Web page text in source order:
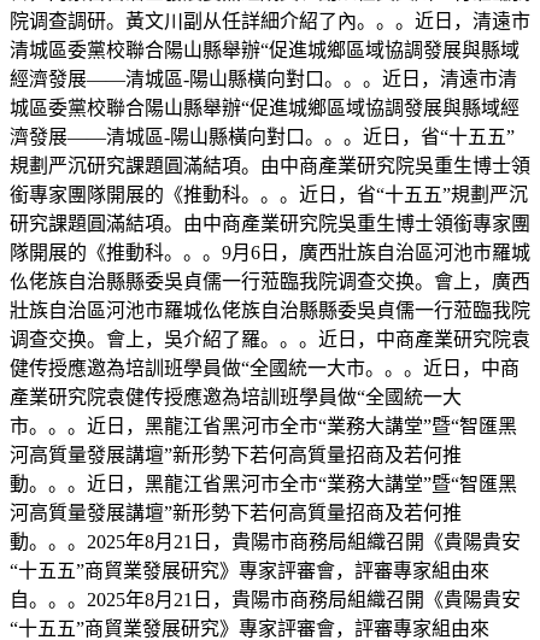
院调查調研。黃文川副从任詳細介紹了內。。。近日，清遠市
清城區委黨校聯合陽山縣舉辦“促進城鄉區域協調發展與縣域
經濟發展——清城區-陽山縣橫向對口。。。近日，清遠市清
城區委黨校聯合陽山縣舉辦“促進城鄉區域協調發展與縣域經
濟發展——清城區-陽山縣橫向對口。。。近日，省“十五五”
規劃严沉研究課題圓滿結項。由中商產業研究院吳重生博士領
銜專家團隊開展的《推動科。。。近日，省“十五五”規劃严沉
研究課題圓滿結項。由中商產業研究院吳重生博士領銜專家團
隊開展的《推動科。。。9月6日，廣西壯族自治區河池市羅城
仫佬族自治縣縣委吳貞儒一行蒞臨我院调查交换。會上，廣西
壯族自治區河池市羅城仫佬族自治縣縣委吳貞儒一行蒞臨我院
调查交换。會上，吳介紹了羅。。。近日，中商產業研究院袁
健传授應邀為培訓班學員做“全國統一大市。。。近日，中商
產業研究院袁健传授應邀為培訓班學員做“全國統一大
市。。。近日，黑龍江省黑河市全市“業務大講堂”暨“智匯黑
河高質量發展講壇”新形勢下若何高質量招商及若何推
動。。。近日，黑龍江省黑河市全市“業務大講堂”暨“智匯黑
河高質量發展講壇”新形勢下若何高質量招商及若何推
動。。。2025年8月21日，貴陽市商務局組織召開《貴陽貴安
“十五五”商貿業發展研究》專家評審會，評審專家組由來
自。。。2025年8月21日，貴陽市商務局組織召開《貴陽貴安
“十五五”商貿業發展研究》專家評審會，評審專家組由來